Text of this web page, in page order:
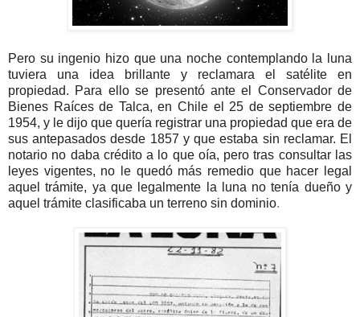
Pero su ingenio hizo que una noche contemplando la luna
tuviera una idea brillante y reclamara el satélite en
propiedad. Para ello se presentó ante el Conservador de
Bienes Raíces de Talca, en Chile el 25 de septiembre de
1954, y le dijo que quería registrar una propiedad que era de
sus antepasados desde 1857 y que estaba sin reclamar. El
notario no daba crédito a lo que oía, pero tras consultar las
leyes vigentes, no le quedó más remedio que hacer legal
aquel trámite, ya que legalmente la luna no tenía dueño y
aquel trámite clasificaba un terreno sin dominio.